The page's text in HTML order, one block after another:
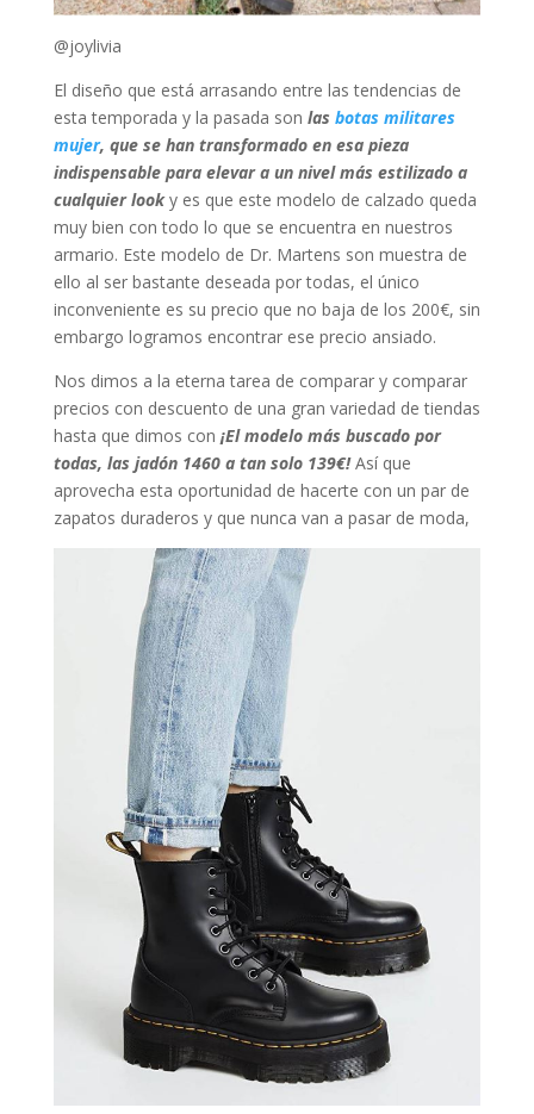
@joylivia
El diseño que está arrasando entre las tendencias de
esta temporada y la pasada son las botas militares
mujer, que se han transformado en esa pieza
indispensable para elevar a un nivel más estilizado a
cualquier looky es que este modelo de calzado queda
muy bien con todo lo que se encuentra en nuestros
armario. Este modelo de Dr. Martens son muestra de
ello al ser bastante deseada por todas, el único
inconveniente es su precio que no baja de los 200€, sin
embargo logramos encontrar ese precio ansiado.
Nos dimos a la eterna tarea de comparar y comparar
precios con descuento de una gran variedad de tiendas
hasta que dimos con ¡El modelo más buscado por
todas, las jadón 1460 a tan solo 139€!Así que
aprovecha esta oportunidad de hacerte con un par de
zapatos duraderos y que nunca van a pasar de moda,